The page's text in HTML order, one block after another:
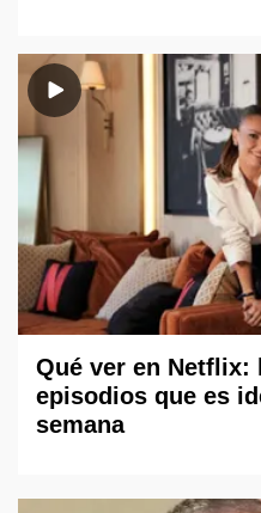
Qué ver en Netflix:
episodios que es
semana